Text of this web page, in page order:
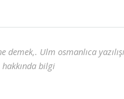
demek,. Ulm osmanlıca
hakkında bilgi